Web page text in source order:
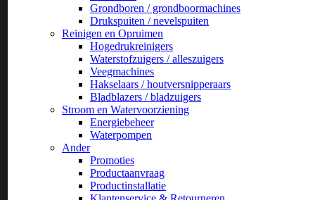
Grondboren / grondboormachines
Drukspuiten / nevelspuiten
Reinigen en Opruimen
Hogedrukreinigers
Waterstofzuigers / alleszuigers
Veegmachines
Hakselaars / houtversnipperaars
Bladblazers / bladzuigers
Stroom en Watervoorziening
Energiebeheer
Waterpompen
Ander
Promoties
Productaanvraag
Productinstallatie